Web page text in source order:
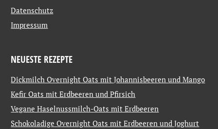
Datenschutz
Impressum
NEUESTE REZEPTE
Dickmilch Overnight Oats mit Johannisbeeren und Mango
Kefir Oats mit Erdbeeren und Pfirsich
Vegane Haselnussmilch-Oats mit Erdbeeren
Schokoladige Overnight Oats mit Erdbeeren und Joghurt